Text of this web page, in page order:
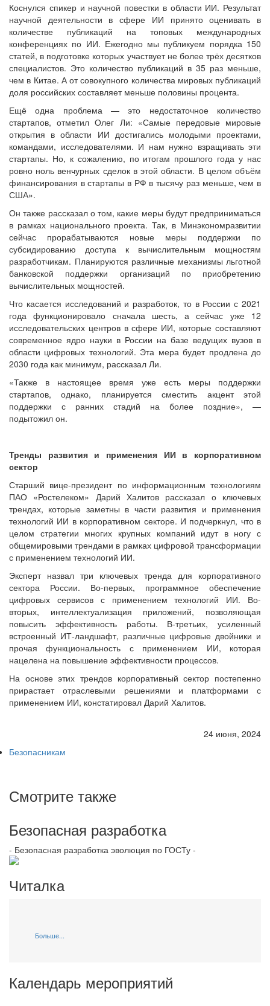
Коснулся спикер и научной повестки в области ИИ. Результат
научной деятельности в сфере ИИ принято оценивать в
количестве публикаций на топовых международных
конференциях по ИИ. Ежегодно мы публикуем порядка 150
статей, в подготовке которых участвует не более трёх десятков
специалистов. Это количество публикаций в 35 раз меньше,
чем в Китае. А от совокупного количества мировых публикаций
доля российских составляет меньше половины процента.
Ещё одна проблема — это недостаточное количество
стартапов, отметил Олег Ли: «Самые передовые мировые
открытия в области ИИ достигались молодыми проектами,
командами, исследователями. И нам нужно взращивать эти
стартапы. Но, к сожалению, по итогам прошлого года у нас
ровно ноль венчурных сделок в этой области. В целом объём
финансирования в стартапы в РФ в тысячу раз меньше, чем в
США».
Он также рассказал о том, какие меры будут предприниматься
в рамках национального проекта. Так, в Минэкономразвитии
сейчас прорабатываются новые меры поддержки по
субсидированию доступа к вычислительным мощностям
разработчикам. Планируются различные механизмы льготной
банковской поддержки организаций по приобретению
вычислительных мощностей.
Что касается исследований и разработок, то в России с 2021
года функционировало сначала шесть, а сейчас уже 12
исследовательских центров в сфере ИИ, которые составляют
современное ядро науки в России на базе ведущих вузов в
области цифровых технологий. Эта мера будет продлена до
2030 года как минимум, рассказал Ли.
«Также в настоящее время уже есть меры поддержки
стартапов, однако, планируется сместить акцент этой
поддержки с ранних стадий на более поздние», —
подытожил он.
Тренды развития и применения ИИ в корпоративном
сектор
Старший вице-президент по информационным технологиям
ПАО «Ростелеком» Дарий Халитов рассказал о ключевых
трендах, которые заметны в части развития и применения
технологий ИИ в корпоративном секторе. И подчеркнул, что в
целом стратегии многих крупных компаний идут в ногу с
общемировыми трендами в рамках цифровой трансформации
с применением технологий ИИ.
Эксперт назвал три ключевых тренда для корпоративного
сектора России. Во-первых, программное обеспечение
цифровых сервисов с применением технологий ИИ. Во-
вторых, интеллектуализация приложений, позволяющая
повысить эффективность работы. В-третьих, усиленный
встроенный ИТ-ландшафт, различные цифровые двойники и
прочая функциональность с применением ИИ, которая
нацелена на повышение эффективности процессов.
На основе этих трендов корпоративный сектор постепенно
прирастает отраслевыми решениями и платформами с
применением ИИ, констатировал Дарий Халитов.
24 июня, 2024
Безопасникам
Смотрите также
Безопасная разработка
- Безопасная разработка эволюция по ГОСТу -
Читалка
Больше...
Календарь мероприятий